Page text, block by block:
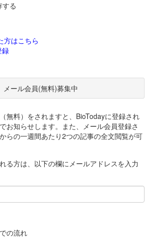
る
方はこちら
録
メール会員(無料)募集中
無料）をされますと、BioTodayに登録され
お知らせします。また、メール会員登録さ
らの一週間あたり2つの記事の全文閲覧が可
る方は、以下の欄にメールアドレスを入力
の流れ